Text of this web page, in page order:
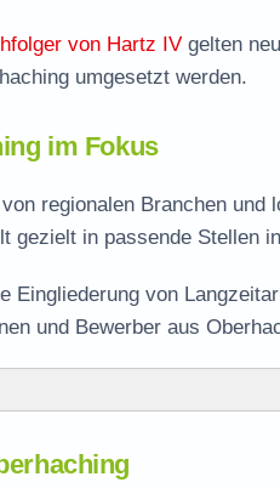
von Hartz IV gelten
umgesetzt werden.
im Fokus
regionalen Branchen und
gezielt in passende Stellen
Eingliederung von
und Bewerber aus